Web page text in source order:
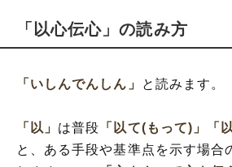
「以心伝心」の読み方
「いしんでんしん」 と読みます。
「以」 は普段 「以て(もって)」 「
と、ある手段や基準点を示す場合